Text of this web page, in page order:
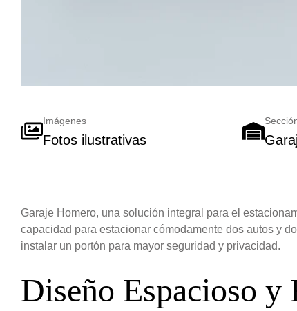
Imágenes
Fotos ilustrativas
Garaje Homero, una solución integral para el
capacidad para estacionar cómodamente dos autos y
instalar un portón para mayor seguridad y privacidad.
Diseño Espacioso y